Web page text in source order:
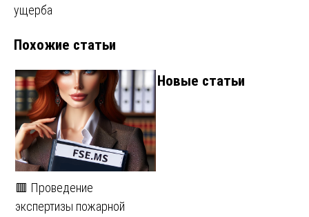
ущерба
Похожие статьи
🟥 Проведение
экспертизы пожарной
Новые статьи